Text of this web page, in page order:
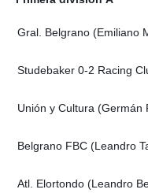
Gral. Belgrano (Emiliano
Studebaker 0-2 Racing
Unión y Cultura (Germán
Belgrano FBC (Leandro
Atl. Elortondo (Leandro